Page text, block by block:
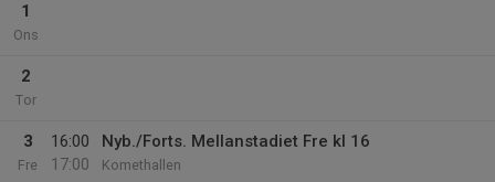
1
Ons
2
Tor
3
Fre
16:00
17:00
Nyb./Forts. Mellanstadiet Fre kl 16
Komethallen